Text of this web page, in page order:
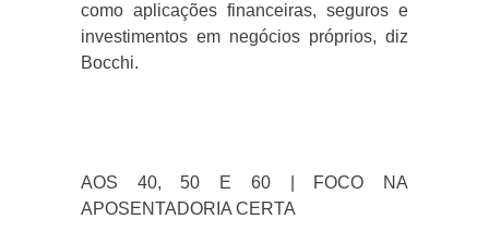
como aplicações financeiras, seguros e
investimentos em negócios próprios, diz
Bocchi.
AOS 40, 50 E 60 | FOCO NA
APOSENTADORIA CERTA